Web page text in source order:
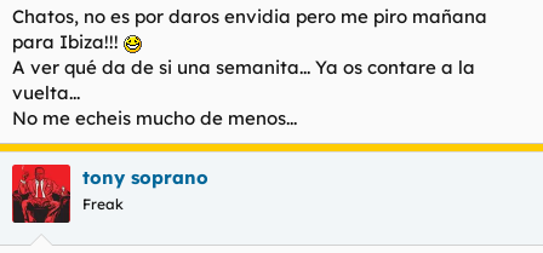
Chatos, no es por daros envidia pero me piro mañana
para Ibiza!!!
A ver qué da de si una semanita... Ya os contare a la
vuelta...
No me echeis mucho de menos...
tony soprano
Freak